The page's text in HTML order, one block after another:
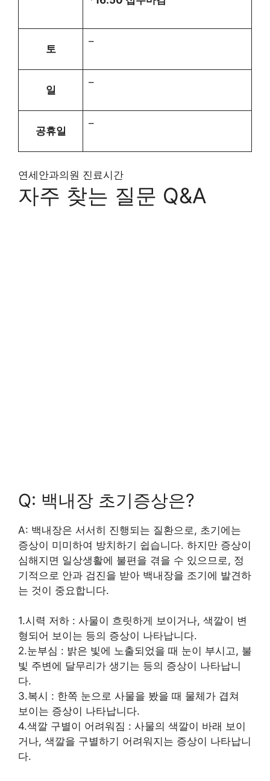
토
–
일
–
공휴일
–
연세안과의원 진료시간
자주 찾는 질문 Q&A
Q: 백내장 초기증상은?
A: 백내장은 서서히 진행되는 질환으로, 초기에는
증상이 미미하여 방치하기 쉽습니다. 하지만 증상이
심해지면 일상생활에 불편을 겪을 수 있으므로, 정
기적으로 안과 검진을 받아 백내장을 조기에 발견하
는 것이 중요합니다.
1.시력 저하 : 사물이 흐릿하게 보이거나, 색깔이 변
형되어 보이는 등의 증상이 나타납니다.
2.눈부심 : 밝은 빛에 노출되었을 때 눈이 부시고, 불
빛 주변에 달무리가 생기는 등의 증상이 나타납니
다.
3.복시 : 한쪽 눈으로 사물을 봤을 때 물체가 겹쳐
보이는 증상이 나타납니다.
4.색깔 구별이 어려워짐 : 사물의 색깔이 바래 보이
거나, 색깔을 구별하기 어려워지는 증상이 나타납니
다.